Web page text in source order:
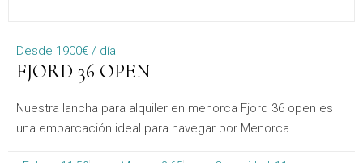
Desde 1900€ / día
FJORD 36 OPEN
Nuestra lancha para alquiler en menorca Fjord 36 open es
una embarcación ideal para navegar por Menorca.